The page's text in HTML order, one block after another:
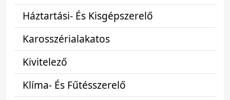
Háztartási- És Kisgépszerelő
Karosszérialakatos
Kivitelező
Klíma- És Fűtésszerelő